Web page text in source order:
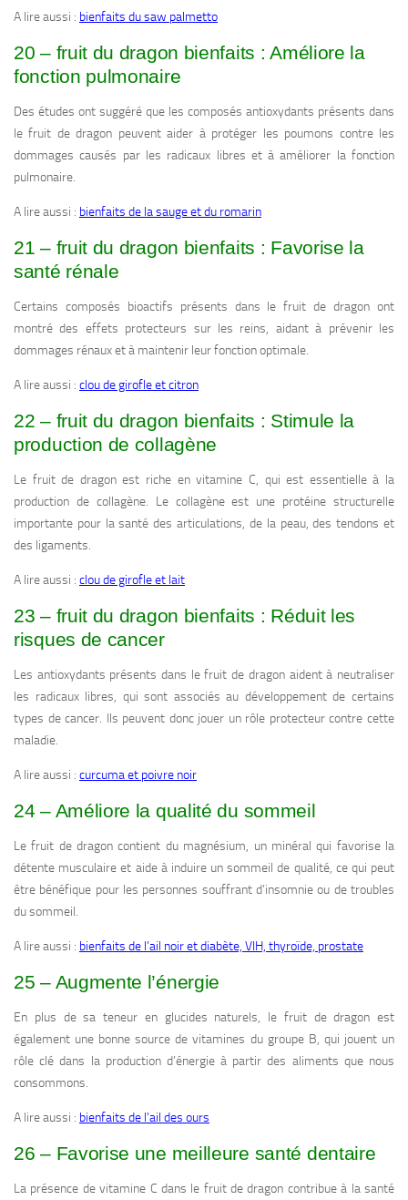
A lire aussi : bienfaits du saw palmetto
20 – fruit du dragon bienfaits : Améliore la
fonction pulmonaire
Des études ont suggéré que les composés antioxydants présents dans
le fruit de dragon peuvent aider à protéger les poumons contre les
dommages causés par les radicaux libres et à améliorer la fonction
pulmonaire.
A lire aussi : bienfaits de la sauge et du romarin
21 – fruit du dragon bienfaits : Favorise la
santé rénale
Certains composés bioactifs présents dans le fruit de dragon ont
montré des effets protecteurs sur les reins, aidant à prévenir les
dommages rénaux et à maintenir leur fonction optimale.
A lire aussi : clou de girofle et citron
22 – fruit du dragon bienfaits : Stimule la
production de collagène
Le fruit de dragon est riche en vitamine C, qui est essentielle à la
production de collagène. Le collagène est une protéine structurelle
importante pour la santé des articulations, de la peau, des tendons et
des ligaments.
A lire aussi : clou de girofle et lait
23 – fruit du dragon bienfaits : Réduit les
risques de cancer
Les antioxydants présents dans le fruit de dragon aident à neutraliser
les radicaux libres, qui sont associés au développement de certains
types de cancer. Ils peuvent donc jouer un rôle protecteur contre cette
maladie.
A lire aussi : curcuma et poivre noir
24 – Améliore la qualité du sommeil
Le fruit de dragon contient du magnésium, un minéral qui favorise la
détente musculaire et aide à induire un sommeil de qualité, ce qui peut
être bénéfique pour les personnes souffrant d’insomnie ou de troubles
du sommeil.
A lire aussi : bienfaits de l’ail noir et diabète, VIH, thyroïde, prostate
25 – Augmente l’énergie
En plus de sa teneur en glucides naturels, le fruit de dragon est
également une bonne source de vitamines du groupe B, qui jouent un
rôle clé dans la production d’énergie à partir des aliments que nous
consommons.
A lire aussi : bienfaits de l’ail des ours
26 – Favorise une meilleure santé dentaire
La présence de vitamine C dans le fruit de dragon contribue à la santé